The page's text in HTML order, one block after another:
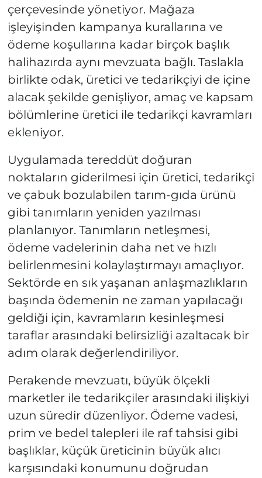
çerçevesinde yönetiyor. Mağaza
işleyişinden kampanya kurallarına ve
ödeme koşullarına kadar birçok başlık
halihazırda aynı mevzuata bağlı. Taslakla
birlikte odak, üretici ve tedarikçiyi de içine
alacak şekilde genişliyor, amaç ve kapsam
bölümlerine üretici ile tedarikçi kavramları
ekleniyor.
Uygulamada tereddüt doğuran
noktaların giderilmesi için üretici, tedarikçi
ve çabuk bozulabilen tarım-gıda ürünü
gibi tanımların yeniden yazılması
planlanıyor. Tanımların netleşmesi,
ödeme vadelerinin daha net ve hızlı
belirlenmesini kolaylaştırmayı amaçlıyor.
Sektörde en sık yaşanan anlaşmazlıkların
başında ödemenin ne zaman yapılacağı
geldiği için, kavramların kesinleşmesi
taraflar arasındaki belirsizliği azaltacak bir
adım olarak değerlendiriliyor.
Perakende mevzuatı, büyük ölçekli
marketler ile tedarikçiler arasındaki ilişkiyi
uzun süredir düzenliyor. Ödeme vadesi,
prim ve bedel talepleri ile raf tahsisi gibi
başlıklar, küçük üreticinin büyük alıcı
karşısındaki konumunu doğrudan